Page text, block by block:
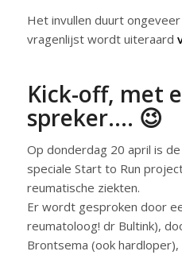
Het invullen duurt
vragenlijst wordt uiteraard
Kick-off, met
spreker…. 😉
Op donderdag 20 april is
speciale Start to Run
reumatische ziekten.
Er wordt gesproken door
reumatoloog! dr Bultink),
Brontsema (ook